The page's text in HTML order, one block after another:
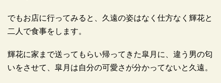
でもお店に行ってみると、久遠の姿はなく仕方なく輝花と
二人で食事をします。
輝花に家まで送ってもらい帰ってきた皐月に、違う男の匂
いをさせて、皐月は自分の可愛さが分かってないと久遠。